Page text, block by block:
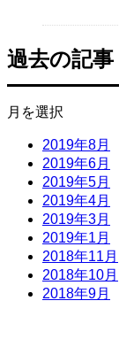
過去の記事
月を選択
2019年8月
2019年6月
2019年5月
2019年4月
2019年3月
2019年1月
2018年11月
2018年10月
2018年9月